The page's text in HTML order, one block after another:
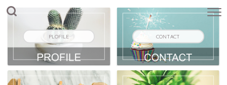
PLOFILE CONTACT